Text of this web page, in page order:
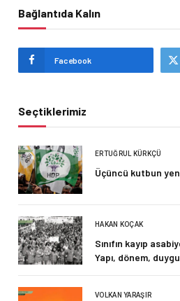
Bağlantıda Kalın
Facebook
Seçtiklerimiz
ERTUĞRUL KÜRKÇÜ
Üçüncü kutbun
HAKAN KOÇAK
Sınıfın kayıp
Yapı, dönem,
VOLKAN YARAŞIR